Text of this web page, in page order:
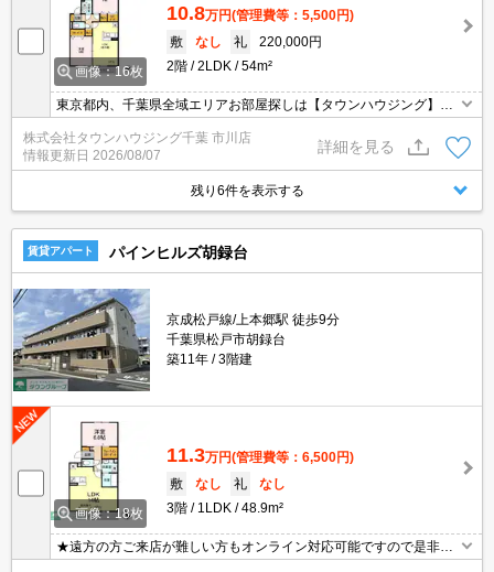
画像：16枚
10.8万円(管理費等：5,500円)
敷
なし 礼
220,000円
2階
2LDK 54m²
東京都内、千葉県全域エリアお部屋探しは【タウンハウジング】に
お任せください！オンラインでご相談・ご見学・ご契約お手続きも
ご対応可能です。
株式会社タウンハウジング千葉 市川店
情報更新日 2026/08/07
詳細を見る
残り6件を表示する
賃貸アパート パインヒルズ胡録台
京成松戸線/上本郷駅 徒歩9分
千葉県松戸市胡録台
築11年
3階建
画像：18枚
11.3万円(管理費等：6,500円)
敷
なし 礼
なし
3階
1LDK 48.9m²
★遠方の方ご来店が難しい方もオンライン対応可能ですので是非一
度ご相談くださいませ！お部屋探しはタウンハウジングにお任せ下